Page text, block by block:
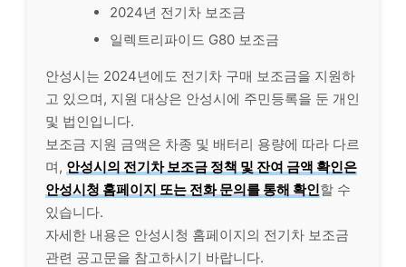
2024년 전기차 보조금
일렉트리파이드 G80 보조금
안성시는 2024년에도 전기차 구매 보조금을 지원하
고 있으며, 지원 대상은 안성시에 주민등록을 둔 개인
및 법인입니다.
보조금 지원 금액은 차종 및 배터리 용량에 따라 다르
며, 안성시의 전기차 보조금 정책 및 잔여 금액 확인은
안성시청 홈페이지 또는 전화 문의를 통해 확인할 수
있습니다.
자세한 내용은 안성시청 홈페이지의 전기차 보조금
관련 공고문을 참고하시기 바랍니다.